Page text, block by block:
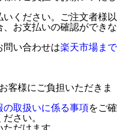
ください。ご注文者様以
お支払いの確認ができな
い合わせは楽天市場まで
客様にご負担いただきま
の取扱いに係る事項をご確
さい。
だけます。